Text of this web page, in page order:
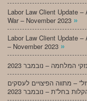
Labor Law Client Update
War – November 2023 »
Labor Law Client Update –
– November 2023 »
– מתווה הפיצויים לעסקים